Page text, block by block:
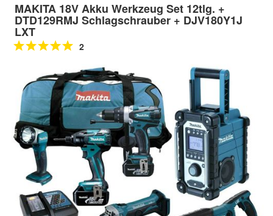
MAKITA 18V Akku Werkzeug Set 12tlg. +
DTD129RMJ Schlagschrauber + DJV180Y1J
LXT
2